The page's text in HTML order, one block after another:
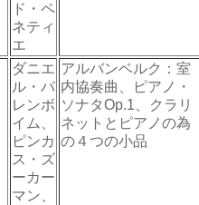
ド・ペ
ネティ
エ
ダニエ
ル・バ
レンボ
イム、
ピンカ
ス・ズ
ーカー
マン、
アルバンベルク：室
内協奏曲、ピアノ・
ソナタOp.1、クラリ
ネットとピアノの為
の４つの小品